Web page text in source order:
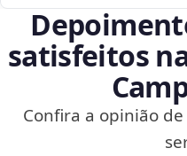
satisfeitos
Confira a opinião